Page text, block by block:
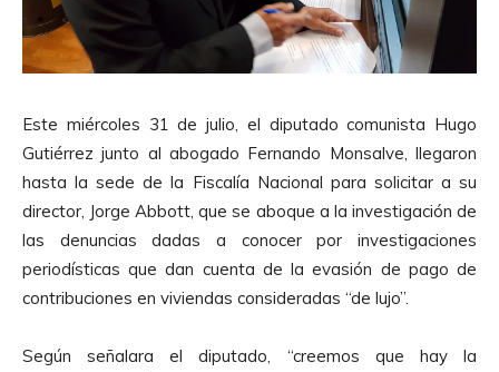
Este miércoles 31 de julio, el diputado comunista Hugo
Gutiérrez junto al abogado Fernando Monsalve, llegaron
hasta la sede de la Fiscalía Nacional para solicitar a su
director, Jorge Abbott, que se aboque a la investigación de
las denuncias dadas a conocer por investigaciones
periodísticas que dan cuenta de la evasión de pago de
contribuciones en viviendas consideradas “de lujo”.
Según señalara el diputado, “creemos que hay la